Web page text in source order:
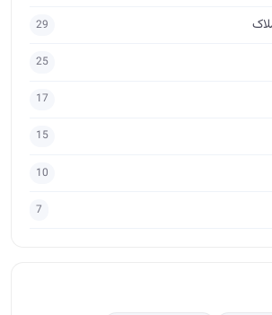
29
25
17
15
10
7